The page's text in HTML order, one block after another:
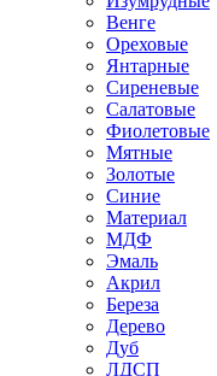
Венге
Ореховые
Янтарные
Сиреневые
Салатовые
Фиолетовые
Мятные
Золотые
Синие
Материал
МДФ
Эмаль
Акрил
Береза
Дерево
Дуб
ЛДСП